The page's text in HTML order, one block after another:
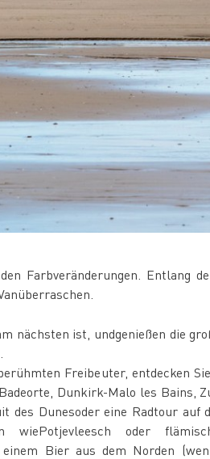
Farbveränderungen. Entlang
nächsten ist, undgenießen die
Freibeuter, entdecken
Dunkirk-Malo les Bains,
des Dunesoder eine Radtour auf
wiePotjevleesch oder
Bier aus dem Norden